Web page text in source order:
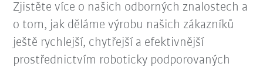
Zjistěte více o našich odborných znalostech a
o tom, jak děláme výrobu našich zákazníků
ještě rychlejší, chytřejší a efektivnější
prostřednictvím roboticky podporovaných